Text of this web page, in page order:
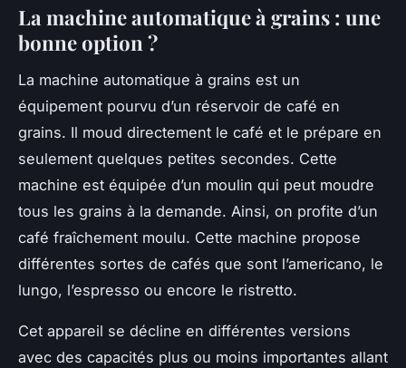
La machine automatique à grains : une
bonne option ?
La machine automatique à grains est un
équipement pourvu d’un réservoir de café en
grains. Il moud directement le café et le prépare en
seulement quelques petites secondes. Cette
machine est équipée d’un moulin qui peut moudre
tous les grains à la demande. Ainsi, on profite d’un
café fraîchement moulu. Cette machine propose
différentes sortes de cafés que sont l’americano, le
lungo, l’espresso ou encore le ristretto.
Cet appareil se décline en différentes versions
avec des capacités plus ou moins importantes allant